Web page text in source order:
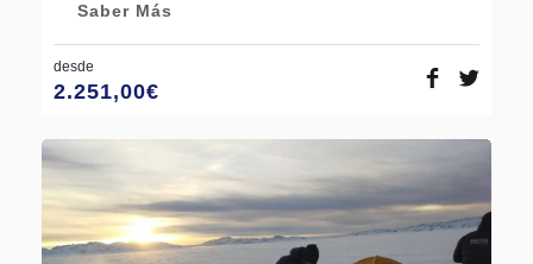
Saber Más
desde
2.251,00€